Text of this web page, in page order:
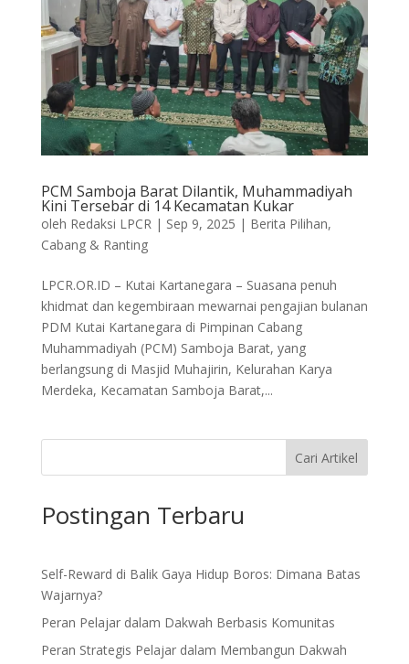
PCM Samboja Barat Dilantik, Muhammadiyah
Kini Tersebar di 14 Kecamatan Kukar
oleh Redaksi LPCR | Sep 9, 2025 | Berita Pilihan,
Cabang & Ranting
LPCR.OR.ID – Kutai Kartanegara – Suasana penuh
khidmat dan kegembiraan mewarnai pengajian bulanan
PDM Kutai Kartanegara di Pimpinan Cabang
Muhammadiyah (PCM) Samboja Barat, yang
berlangsung di Masjid Muhajirin, Kelurahan Karya
Merdeka, Kecamatan Samboja Barat,...
Cari Artikel
Postingan Terbaru
Self-Reward di Balik Gaya Hidup Boros: Dimana Batas
Wajarnya?
Peran Pelajar dalam Dakwah Berbasis Komunitas
Peran Strategis Pelajar dalam Membangun Dakwah